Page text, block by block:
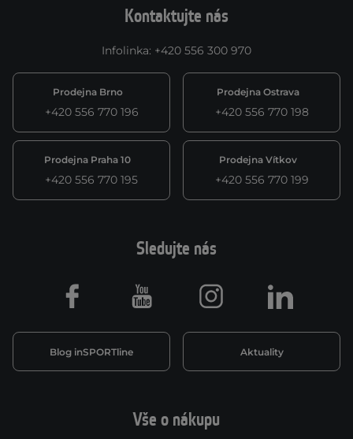
Kontaktujte nás
Infolinka: +420 556 300 970
Prodejna Brno
+420 556 770 196
Prodejna Ostrava
+420 556 770 198
Prodejna Praha 10
+420 556 770 195
Prodejna Vítkov
+420 556 770 199
Vše o nákupu
Sledujte nás
Blog inSPORTline Aktuality
Facebook Youtube Instagram LinkedIn